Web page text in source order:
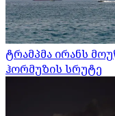
ტრამპმა ირანს
ჰორმუზის სრუტე